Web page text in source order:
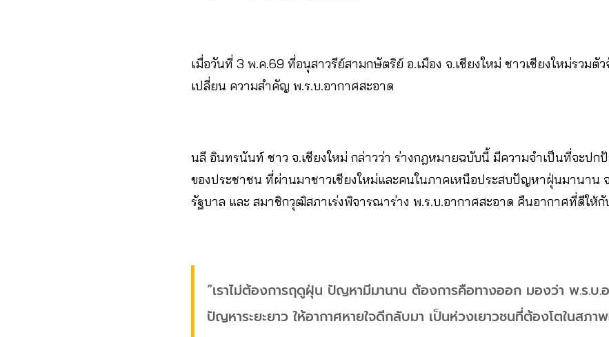
เมื่อวันที่ 3 พ.ค.69 ที่อนุสาวรีย์สามกษัตริย์ อ.เมือง จ.เชียงใหม่ ชาวเชียงใหม่รวมตั
เปลี่ยน ความสำคัญ พ.ร.บ.อากาศสะอาด
นลี อินทรนันท์ ชาว จ.เชียงใหม่ กล่าวว่า ร่างกฎหมายฉบับนี้ มีความจำเป็นที่จะปก
ของประชาชน ที่ผ่านมาชาวเชียงใหม่และคนในภาคเหนือประสบปัญหาฝุ่นมานาน
รัฐบาล และ สมาชิกวุฒิสภาเร่งพิจารณาร่าง พ.ร.บ.อากาศสะอาด คืนอากาศที่ดีให้
“เราไม่ต้องการฤดูฝุ่น ปัญหามีมานาน ต้องการคือทางออก มองว่า พ.ร.บ.
ปัญหาระยะยาว ให้อากาศหายใจดีกลับมา เป็นห่วงเยาวชนที่ต้องโตในสภา